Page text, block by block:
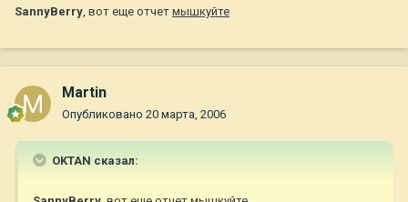
SannyBerry, вот еще отчет мышкуйте
Martin
Опубликовано 20 марта, 2006
OKTAN сказал: